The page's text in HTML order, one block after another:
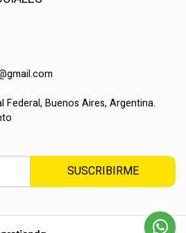
Federal, Buenos Aires, Argentina.
SUSCRIBIRME